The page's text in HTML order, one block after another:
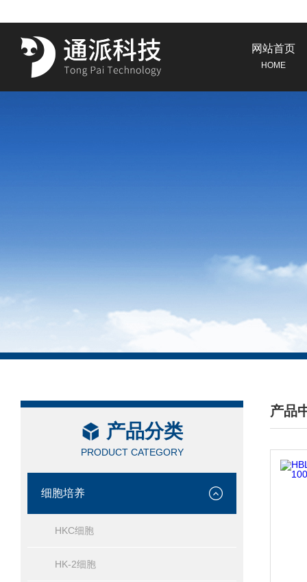
网站首页
HOME
产品分类
PRODUCT CATEGORY
细胞培养
HKC细胞
HK-2细胞
产品
/